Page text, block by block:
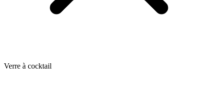
Verre à cocktail